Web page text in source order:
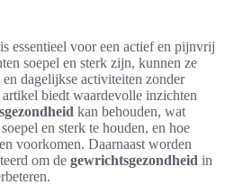
is essentieel voor een actief en pijnvrij
soepel en sterk zijn, kunnen ze
dagelijkse activiteiten zonder
biedt waardevolle inzichten
kan behouden, wat
en sterk te houden, en hoe
voorkomen. Daarnaast worden
om de gewrichtsgezondheid in